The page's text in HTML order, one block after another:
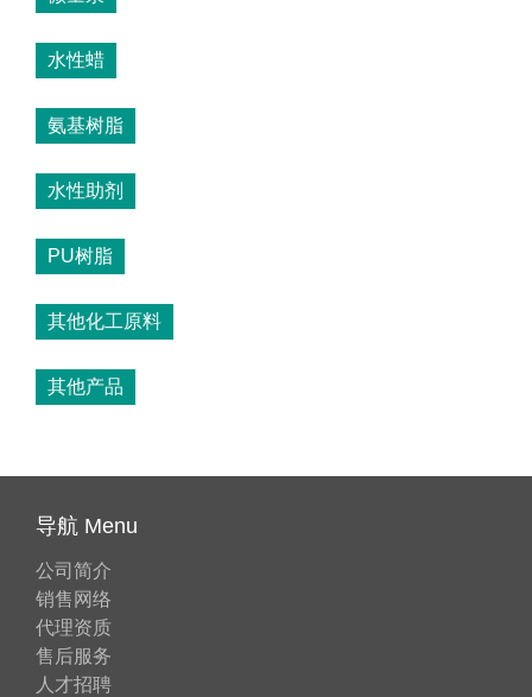
水性蜡
氨基树脂
水性助剂
PU树脂
其他化工原料
其他产品
导航 Menu
公司简介
销售网络
代理资质
售后服务
人才招聘